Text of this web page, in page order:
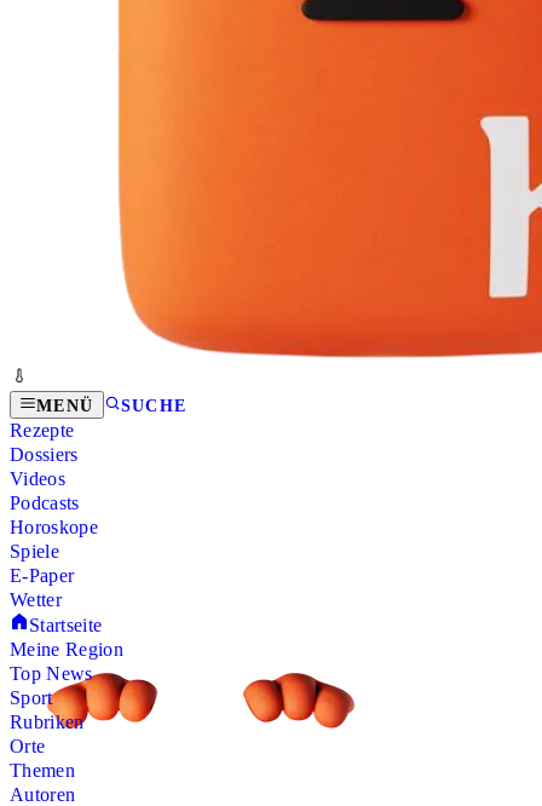
MENÜ SUCHE
Rezepte
Dossiers
Videos
Podcasts
Horoskope
Spiele
E-Paper
Wetter
Startseite
Meine Region
Top News
Sport
Rubriken
Orte
Themen
Autoren